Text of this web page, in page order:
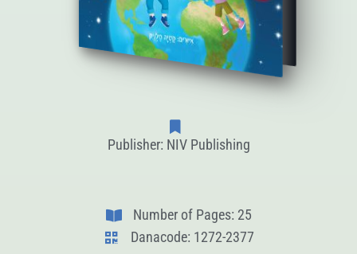
Publisher: NIV Publishing
Number of Pages: 25
Danacode: 1272-2377